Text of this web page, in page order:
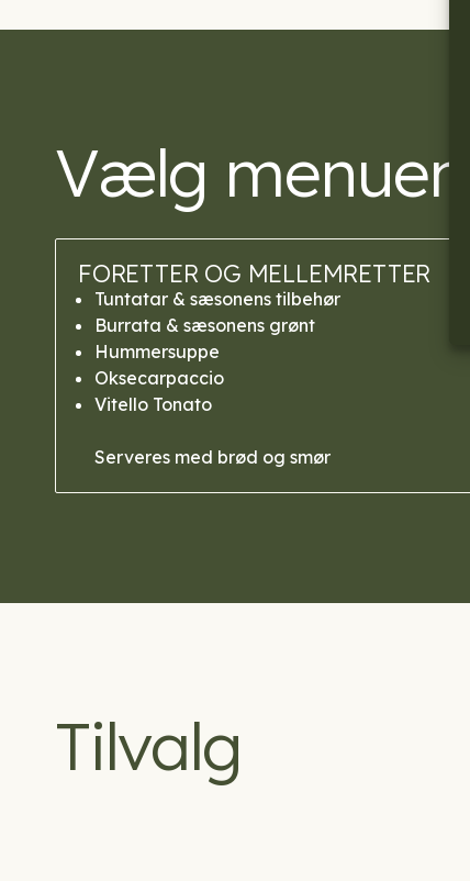
Vælg menuen
FORETTER OG MELLEMRETTER
Tuntatar & sæsonens tilbehør
Burrata & sæsonens grønt
Hummersuppe
Oksecarpaccio
Vitello Tonato
Serveres med brød og smør
Tilvalg